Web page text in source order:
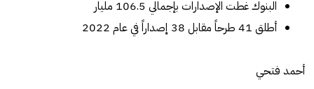
البنوك غطت الإصدارات بإجمالي 106.5 مليار
أطلق 41 طرحاً مقابل 38 إصداراً في عام 2022
أحمد فتحي